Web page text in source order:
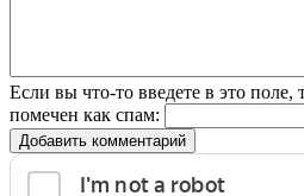
Если вы что-то введете в это поле,
помечен как спам:
Добавить комментарий